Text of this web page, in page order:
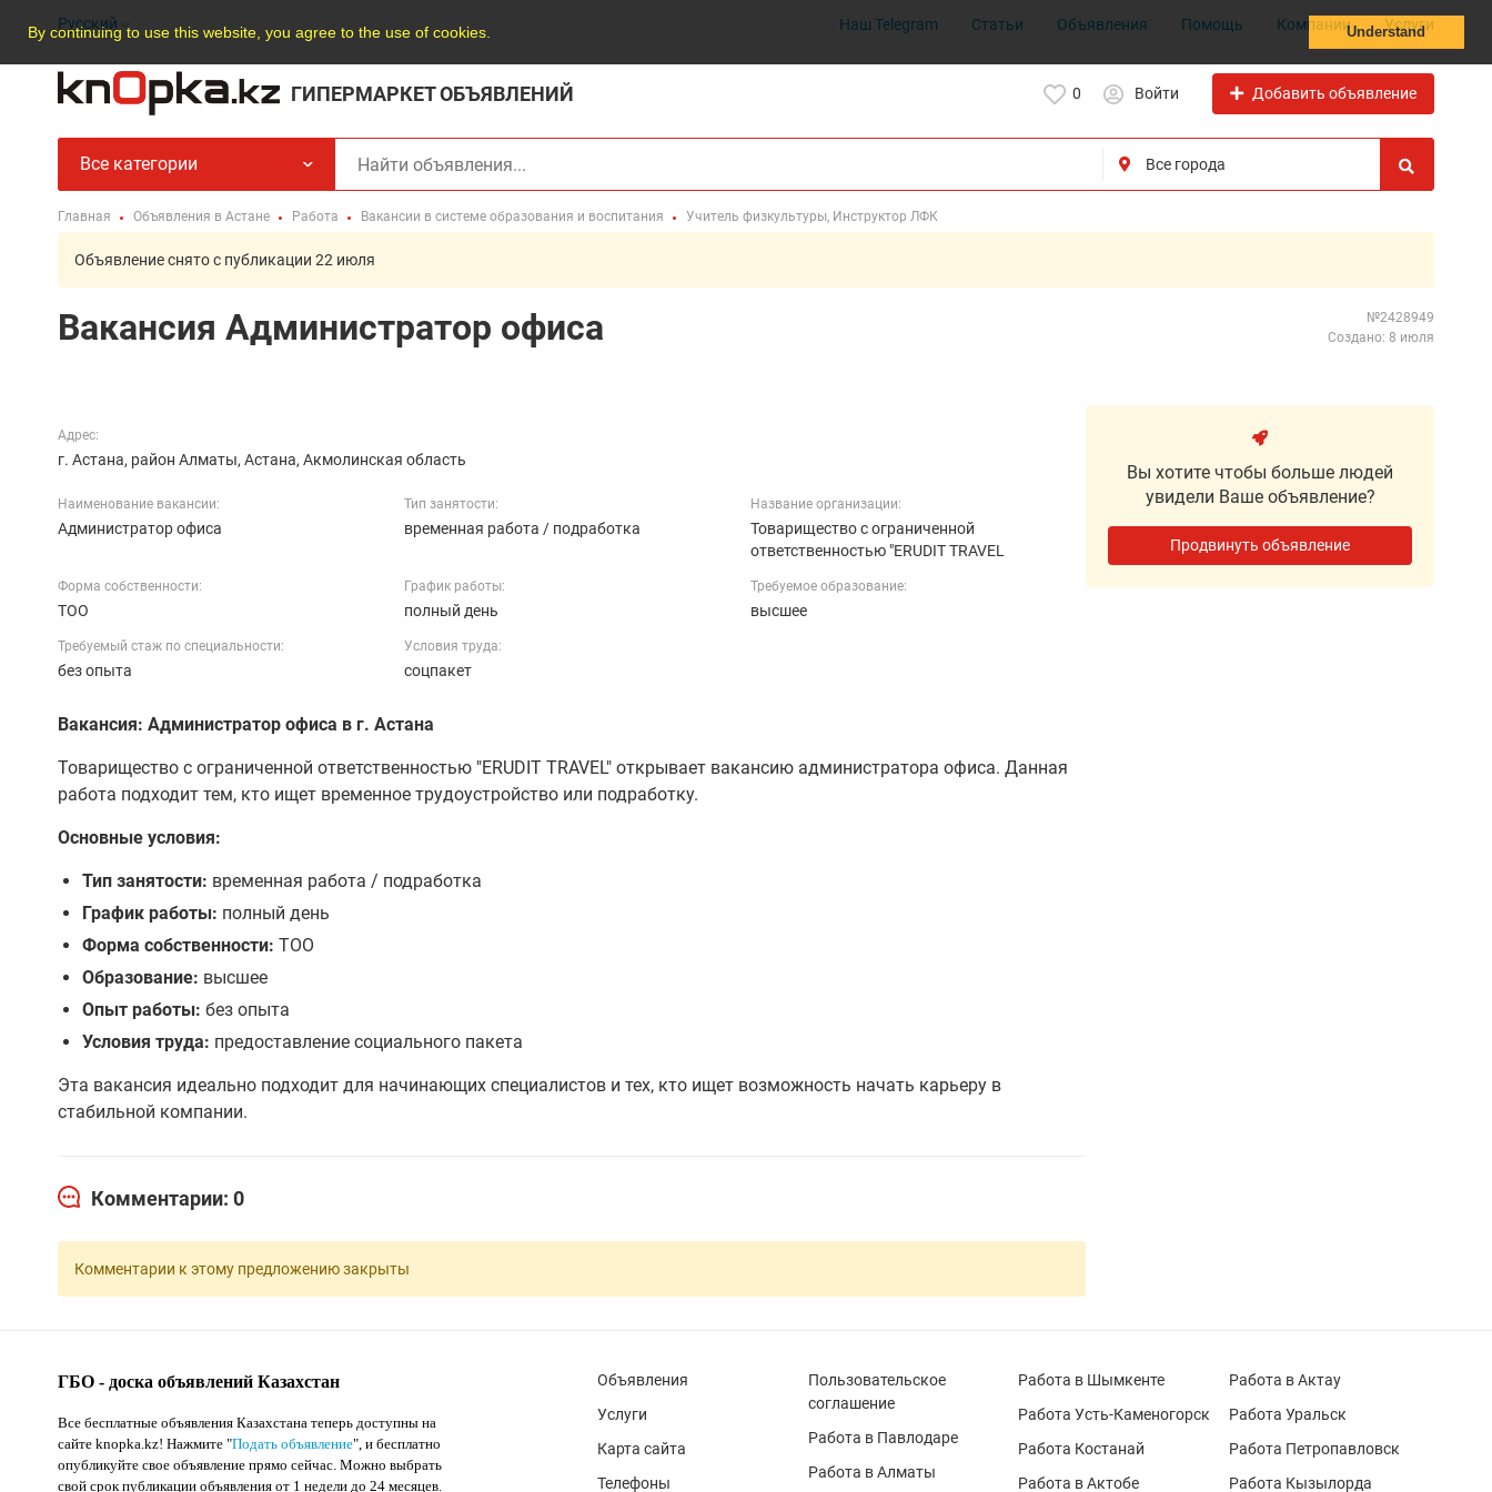
By continuing to use this website, you agree to the use of cookies. Understand
Русский Наш Telegram Статьи Объявления Помощь Компании Услуги
ГИПЕРМАРКЕТ ОБЪЯВЛЕНИЙ 0 Войти Добавить объявление
Все категории
Главная Объявления в Астане Работа Вакансии в системе образования и воспитания Учитель физкультуры, Инструктор ЛФК
Объявление снято с публикации 22 июля
Вакансия Администратор офиса
№2428949
Создано: 8 июля
Адрес:
г. Астана, район Алматы, Астана, Акмолинская область
Наименование вакансии:
Администратор офиса
Тип занятости:
временная работа / подработка
Название организации:
Товарищество с ограниченной
ответственностью "ERUDIT TRAVEL
Форма собственности:
ТОО
График работы:
полный день
Требуемое образование:
высшее
Требуемый стаж по специальности:
без опыта
Условия труда:
соцпакет
Вакансия: Администратор офиса в г. Астана
Товарищество с ограниченной ответственностью "ERUDIT TRAVEL" открывает вакансию администратора офиса. Данная
работа подходит тем, кто ищет временное трудоустройство или подработку.
Основные условия:
Тип занятости: временная работа / подработка
График работы: полный день
Форма собственности: ТОО
Образование: высшее
Опыт работы: без опыта
Условия труда: предоставление социального пакета
Эта вакансия идеально подходит для начинающих специалистов и тех, кто ищет возможность начать карьеру в
стабильной компании.
Комментарии: 0
Комментарии к этому предложению закрыты
Вы хотите чтобы больше людей
увидели Ваше объявление?
Продвинуть объявление
ГБО - доска объявлений Казахстан
Все бесплатные объявления Казахстана теперь доступны на
сайте knopka.kz! Нажмите "Подать объявление", и бесплатно
опубликуйте свое объявление прямо сейчас. Можно выбрать
свой срок публикации объявления от 1 недели до 24 месяцев.
Объявления
Услуги
Карта сайта
Телефоны
Пользовательское
соглашение
Работа в Павлодаре
Работа в Алматы
Работа в Шымкенте
Работа Усть-Каменогорск
Работа Костанай
Работа в Актобе
Работа в Актау
Работа Уральск
Работа Петропавловск
Работа Кызылорда